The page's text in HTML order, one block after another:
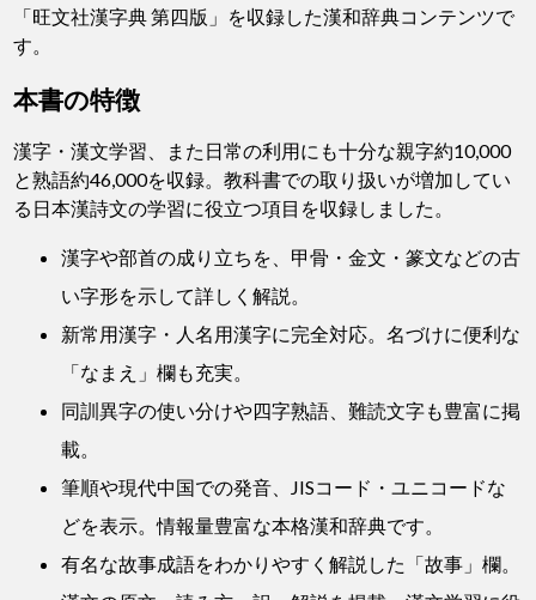
「旺文社漢字典 第四版」を収録した漢和辞典コンテンツで
す。
本書の特徴
漢字・漢文学習、また日常の利用にも十分な親字約10,000
と熟語約46,000を収録。教科書での取り扱いが増加してい
る日本漢詩文の学習に役立つ項目を収録しました。
漢字や部首の成り立ちを、甲骨・金文・篆文などの古
い字形を示して詳しく解説。
新常用漢字・人名用漢字に完全対応。名づけに便利な
「なまえ」欄も充実。
同訓異字の使い分けや四字熟語、難読文字も豊富に掲
載。
筆順や現代中国での発音、JISコード・ユニコードな
どを表示。情報量豊富な本格漢和辞典です。
有名な故事成語をわかりやすく解説した「故事」欄。